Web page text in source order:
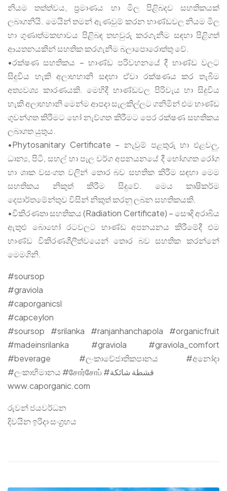
නියම තත්ත්වය, ප්‍රමාණය හා මිල පිළිබදව සහතිකයක්
ලබාගනියි. මෙයින් තමන් ඇණවුම් කරන භාණ්ඩවල නියම මිල
හා ගුණාත්මකභාවය පිළිබඳ තහවුරු කරගැනීම සඳහා පිළිගත්
ආයතනයකින් සහතික කරගැනීම බලාපොරොත්තු වේ.
•රක්ෂණ සහතිකය – භාණ්ඩ පරිවහනයේ දී භාණ්ඩ වලට
සිදුවිය හැකි අලාභහානි සඳහා ඒවා රක්ෂණය කර තැබීම
අත්‍යවශ්‍ය කාරණයකි. මෙහිදී භාණ්ඩවල පිරිවැය හා සිදුවිය
හැකි අලාභහානි මෙන්ම ආපදා සැලකිල්ලට ගනිමින් එම භාණ්ඩ
ගුවන්ගත කිරීමට හෝ නැව්ගත කිරීමට පෙර රක්ෂණ සහතිකය
ලබාගත යුතුය.
•Phytosanitary Certificate – නැවුම් පළතුරු හා එළවලු,
ධාන්‍ය, පිටි, සහල් හා පැල වර්ග අපනයනයේ දී භෝගගත රෝග
හා ශාක වසංගත වලින් තොර බව සහතික කිරීම සඳහා මෙම
සහතිකය නිකුත් කිරීම සිදුවේ. මෙය කෘෂිකර්ම
දෙපාර්තමේන්තුව විසින් නිකුත් කරනු ලබන සහතිකයකි.
•විකිරණතා සහතිකය (Radiation Certificate) – සෞදි අරාබිය
ඇතුළු බොහෝ රටවලට භාණ්ඩ අපනයනය කිරීමේදී එම
භාණ්ඩ විකිරණශීලීත්වයෙන් තොර බව සහතික කරන්නේ
මෙමගිනි.
#soursop
#graviola
#caporganicsl
#capceylon
#soursop #srilanka #ranjanhanchapola #organicfruit
#madeinsrilanka #graviola #graviola_comfort
#beverage #ලංකාවේජාතිකපානය #අනෝදා
#ලංකාභිමානය #சோர்சோப் #قشطة شائكة
www.caporganic.com
රුවන් ජයවර්ධන
දිවයින ඉරිදා සංග්‍රහය